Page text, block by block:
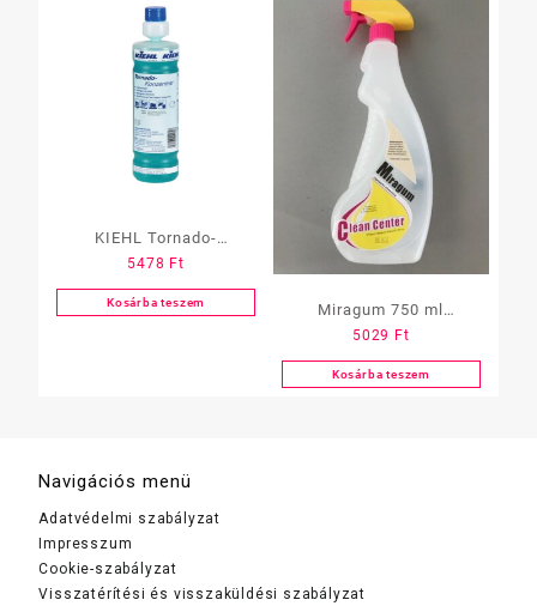
KIEHL Tornado-
Konzentrat 1 L
5478 Ft
Kosárba teszem
Miragum 750 ml
/Rágógumi eltávolító/
5029 Ft
Kosárba teszem
Navigációs menü
Adatvédelmi szabályzat
Impresszum
Cookie-szabályzat
Visszatérítési és visszaküldési szabályzat